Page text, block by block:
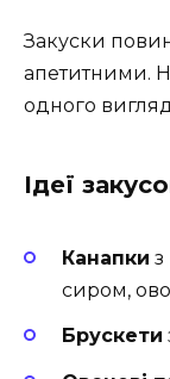
Закуски
апетитними.
одного
Ідеї
Канапки
сиром,
Брускети